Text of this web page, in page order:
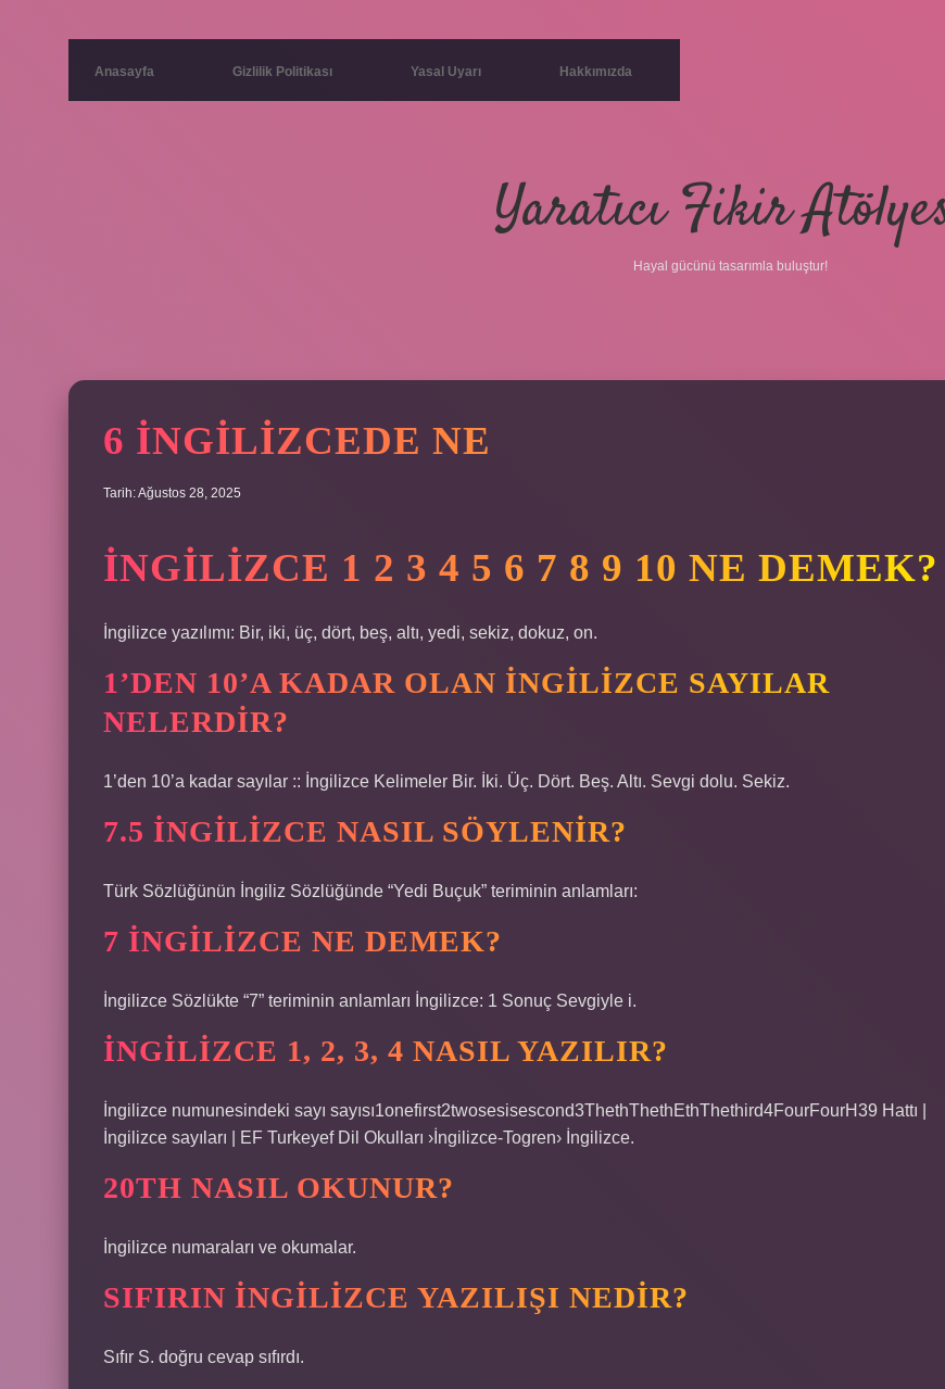
Anasayfa Gizlilik Politikası Yasal Uyarı Hakkımızda
Yaratıcı Fikir
Hayal gücünü tasarımla buluştur!
6 İNGILIZCEDE NE
Tarih: Ağustos 28, 2025
İNGILIZCE 1 2 3 4 5 6 7 8 9 10 NE DEMEK?
İngilizce yazılımı: Bir, iki, üç, dört, beş, altı, yedi, sekiz, dokuz, on.
1’DEN 10’A KADAR OLAN İNGILIZCE SAYILAR
NELERDIR?
1’den 10’a kadar sayılar :: İngilizce Kelimeler Bir. İki. Üç. Dört. Beş. Altı. Sevgi dolu. Sekiz.
7.5 INGILIZCE NASIL SÖYLENIR?
Türk Sözlüğünün İngiliz Sözlüğünde “Yedi Buçuk” teriminin anlamları:
7 INGILIZCE NE DEMEK?
İngilizce Sözlükte “7” teriminin anlamları İngilizce: 1 Sonuç Sevgiyle i.
İNGILIZCE 1, 2, 3, 4 NASIL YAZILIR?
İngilizce numunesindeki sayı sayısı1onefirst2twosesisescond3ThethThethEthThethird4FourFourH39 Hattı |
İngilizce sayıları | EF Turkeyef Dil Okulları ›İngilizce-Togren› İngilizce.
20TH NASIL OKUNUR?
İngilizce numaraları ve okumalar.
SIFIRIN INGILIZCE YAZILIŞI NEDIR?
Sıfır S. doğru cevap sıfırdı.